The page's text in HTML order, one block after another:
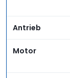
Antrieb
Motor